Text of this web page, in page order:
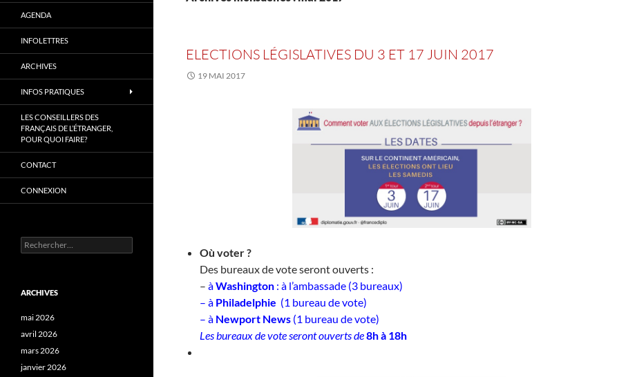
ELECTIONS LÉGISLATIVES DU 3 ET 17 JUIN 2017
19 MAI 2017
Où voter ?
Des bureaux de vote seront ouverts :
– àWashington : à l’ambassade (3 bureaux)
– à Philadelphie (1 bureau de vote)
– à Newport News (1 bureau de vote)
Les bureaux de vote seront ouverts de8h à 18h
AGENDA
INFOLETTRES
ARCHIVES
INFOS PRATIQUES
LES CONSEILLERS DES
FRANÇAIS DE L’ÉTRANGER,
POUR QUOI FAIRE?
CONTACT
CONNEXION
Rechercher :
ARCHIVES
mai 2026
avril 2026
mars 2026
janvier 2026